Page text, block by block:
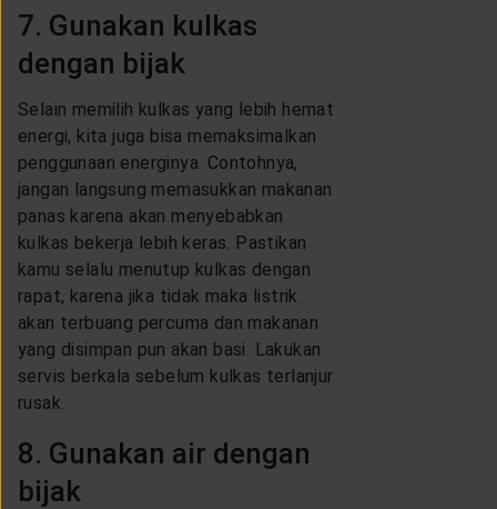
7. Gunakan kulkas
dengan bijak
Selain memilih kulkas yang lebih hemat
energi, kita juga bisa memaksimalkan
penggunaan energinya. Contohnya,
jangan langsung memasukkan makanan
panas karena akan menyebabkan
kulkas bekerja lebih keras. Pastikan
kamu selalu menutup kulkas dengan
rapat, karena jika tidak maka listrik
akan terbuang percuma dan makanan
yang disimpan pun akan basi. Lakukan
servis berkala sebelum kulkas terlanjur
rusak.
8. Gunakan air dengan
bijak